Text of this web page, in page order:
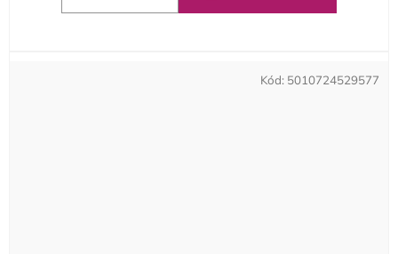
Kód: 5010724529577